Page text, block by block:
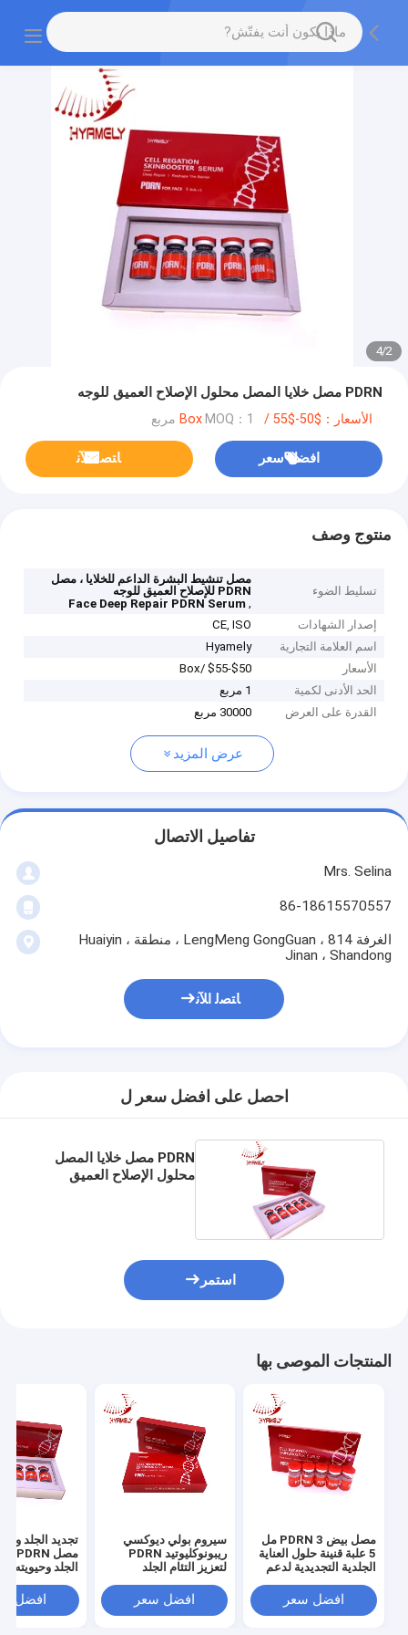
2
/
4
PDRN مصل خلايا المصل محلول الإصلاح العميق للوجه
الأسعار：$50-$55 /Box MOQ：1 مربع
افضل سعر ﺎﺘﺼﻟ ﺍﻶﻧ
منتوج وصف
تسليط الضوء
مصل تنشيط البشرة الداعم للخلايا ، مصل
PDRN للإصلاح العميق للوجه
,
Face Deep Repair PDRN Serum
إصدار الشهادات
CE, ISO
اسم العلامة التجارية
Hyamely
الأسعار
$50-$55 /Box
الحد الأدنى لكمية
1 مربع
القدرة على العرض
30000 مربع
عرض المزيد
تفاصيل الاتصال
Mrs. Selina
86-18615570557
الغرفة 814 ، LengMeng GongGuan ، منطقة Huaiyin ،
Jinan ، Shandong
ﺎﺘﺼﻟ ﺍﻶﻧ
احصل على افضل سعر ل
PDRN مصل خلايا المصل
محلول الإصلاح العميق
استمر
المنتجات الموصى بها
مصل بيض PDRN 3 مل
5 علبة قنينة حلول العناية
الجلدية التجديدية لدعم
الجلد
افضل سعر
سيروم بولي ديوكسي
ريبونوكليوتيد PDRN
لتعزيز التئام الجلد
افضل سعر
تجديد الجلد
الجلد وحيويته
افضل